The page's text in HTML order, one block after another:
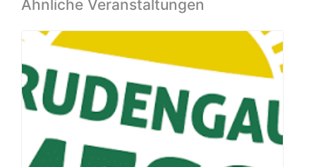
Ähnliche Veranstaltungen